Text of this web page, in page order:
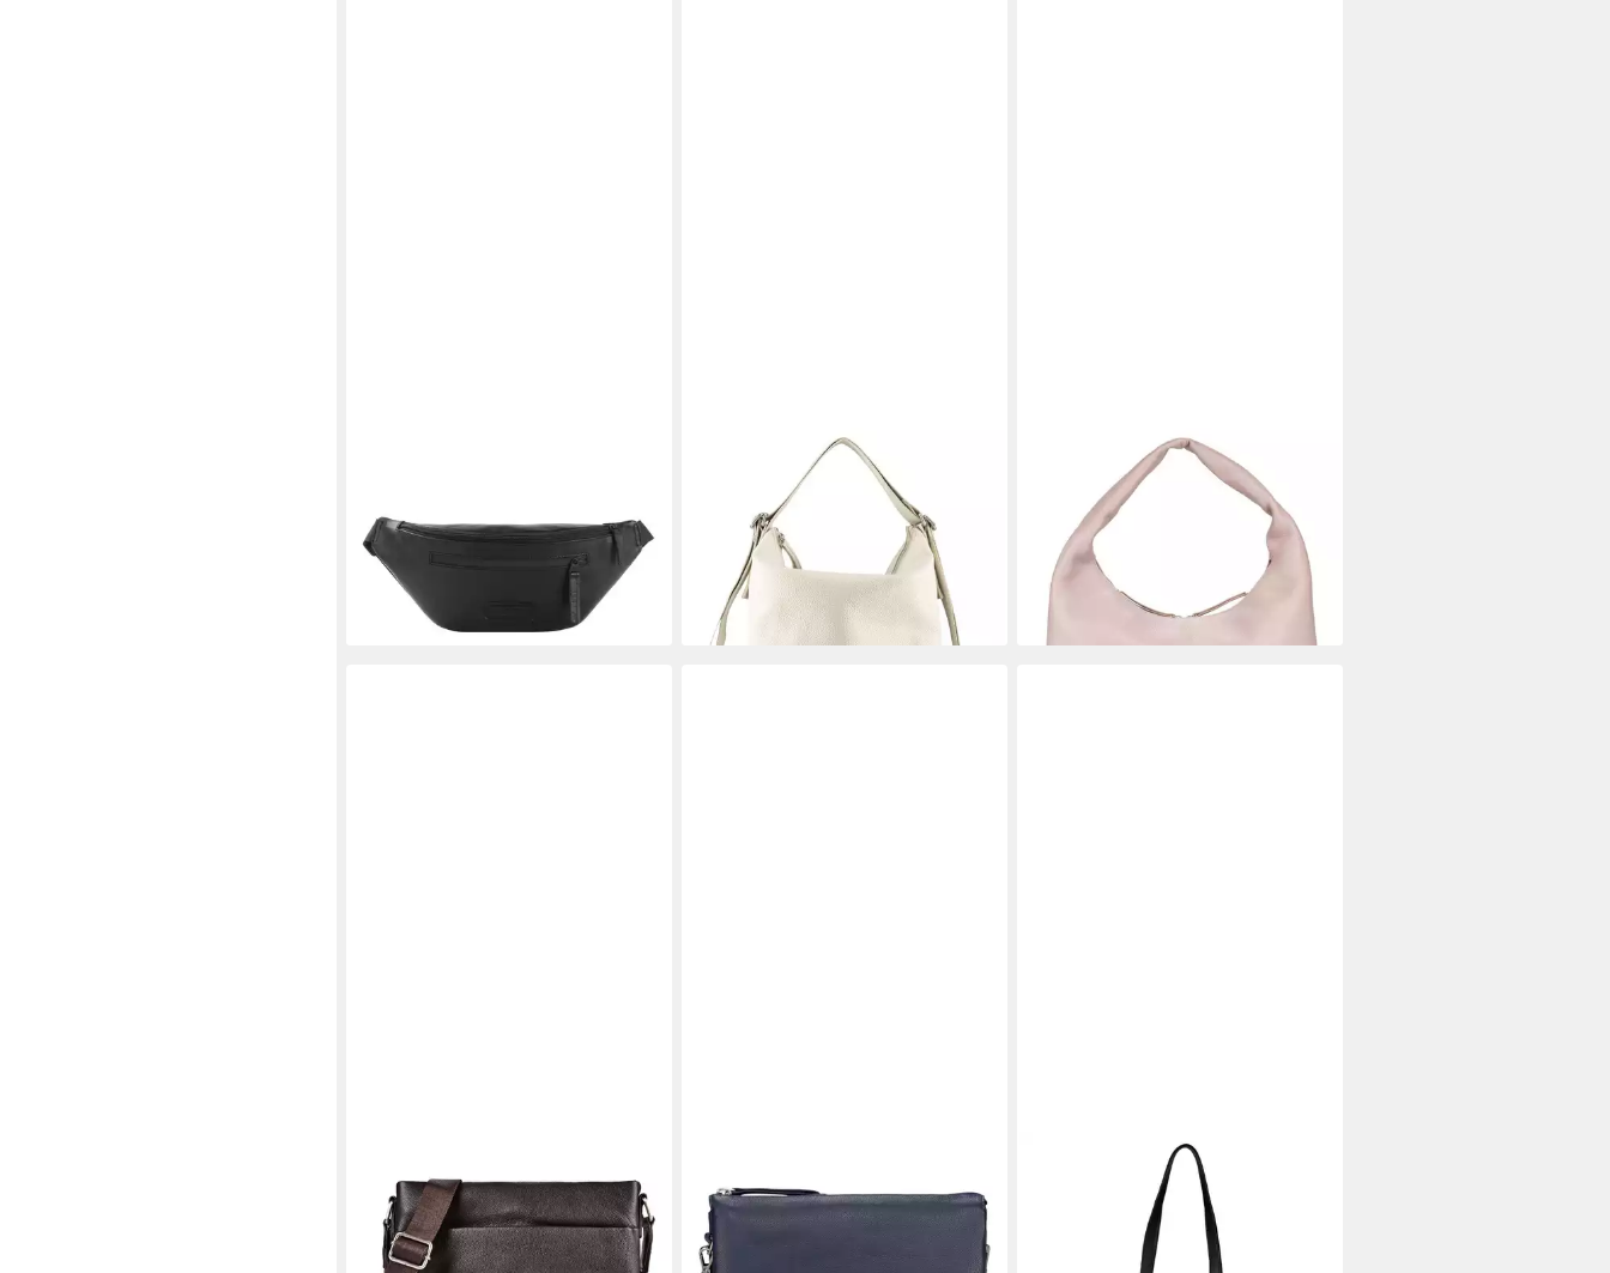
-26%
lieferbar - in 2-3 Werktagen bei dir
Schultertasche 2-Way Bag, aus
echtem Rindsleder
97,51 € UVP
lieferbar - in 2-3 Werktagen bei dir
Schultertasche Hobo Bag, aus
echtem Rindsleder
160,30 € UVP
-30%
lieferbar - in 2-3 Werktagen bei dir
Umhängetasche Lysa, Leder
99,95 €
lieferbar - in 2-3 Werktagen bei dir
129,00 €
lieferbar - in 2-3 Werktagen bei dir
Schultertasche Lysa, Leder
lieferbar - in 2-3 Werktagen bei dir